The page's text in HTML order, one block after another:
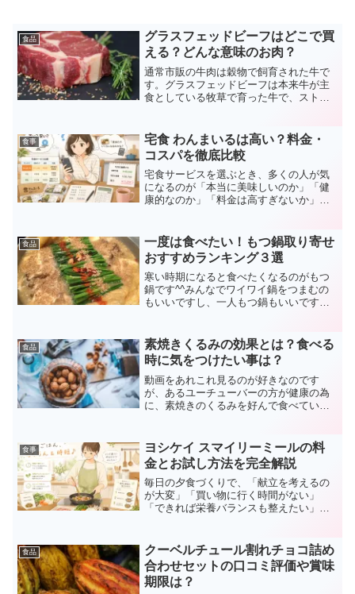
食品
グラスフェッドビーフはどこで買
える？どんな意味のお肉？
通常市販の牛肉は穀物で飼育された牛で
す。グラスフェッドビーフは本来牛が主
食としている牧草で育った牛で、ストレ
こで買えるか調べたら楽天市場で購入で
きる事が分かりました！
食事
宅食 わんまいるは高い？料金・
コスパを徹底比較
宅食サービスを選ぶとき、多くの人が気
になるのが「本当に美味しいのか」「健
康的なのか」「料金は高すぎないか」と
調理にこだわった宅食として知られてい
ます。一方で、口コミでは「...
食品
一度は食べたい！もつ鍋取り寄せ
おすすめランキング３選
寒い時期になると食べたくなるのがもつ
鍋です^^みんなでワイワイ鍋をつまむの
もいいですし、一人もつ鍋もいいです
め商品を、ランキングとしてまとめまし
た^^
食品
素焼きくるみの効果とは？食べる
時に気をつけたい事は？
動画をあれこれ見るのが好きなのです
が、あるユーチューバーの方が健康の為
に、素焼きのくるみを好んで食べている
るみの効果を調べた所、納得の効果が期
待できたので紹介します＾＾
食事
ヨシケイ スマイリーミールの料
金とお試し方法を完全解説
毎日の夕食づくりで、「献立を考えるの
が大変」「買い物に行く時間がない」
「できれば栄養バランスも整えたい」と
リーミール（Smiley Meal）です。スマイ
リーミールは、...
食品
クーベルチュール割れチョコ詰め
合わせセットの口コミ評価や賞味
期限は？